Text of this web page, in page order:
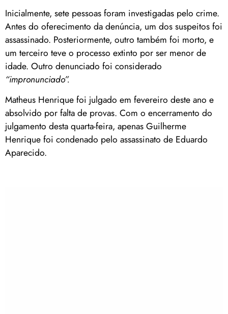
Inicialmente, sete pessoas foram investigadas pelo crime.
Antes do oferecimento da denúncia, um dos suspeitos foi
assassinado. Posteriormente, outro também foi morto, e
um terceiro teve o processo extinto por ser menor de
idade. Outro denunciado foi considerado
“impronunciado”.
Matheus Henrique foi julgado em fevereiro deste ano e
absolvido por falta de provas. Com o encerramento do
julgamento desta quarta-feira, apenas Guilherme
Henrique foi condenado pelo assassinato de Eduardo
Aparecido.